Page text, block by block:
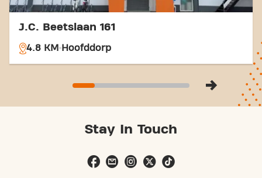
J.C. Beetslaan 161
4.8 KM Hoofddorp
Stay In Touch